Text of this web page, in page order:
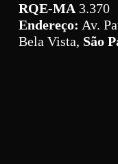
RQE-MA3.370
Endereço: Av.
Bela Vista, São